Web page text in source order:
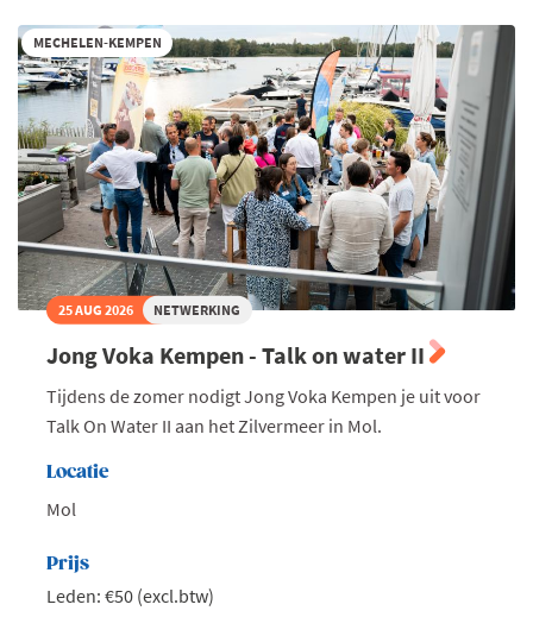
MECHELEN-KEMPEN
25 AUG 2026 NETWERKING
Jong Voka Kempen - Talk on water II
Tijdens de zomer nodigt Jong Voka Kempen je uit voor
Talk On Water II aan het Zilvermeer in Mol.
Locatie
Mol
Prijs
Leden: €50 (excl.btw)